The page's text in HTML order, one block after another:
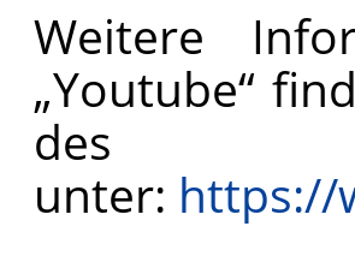
Weitere
„Youtube“
des
unter: https://